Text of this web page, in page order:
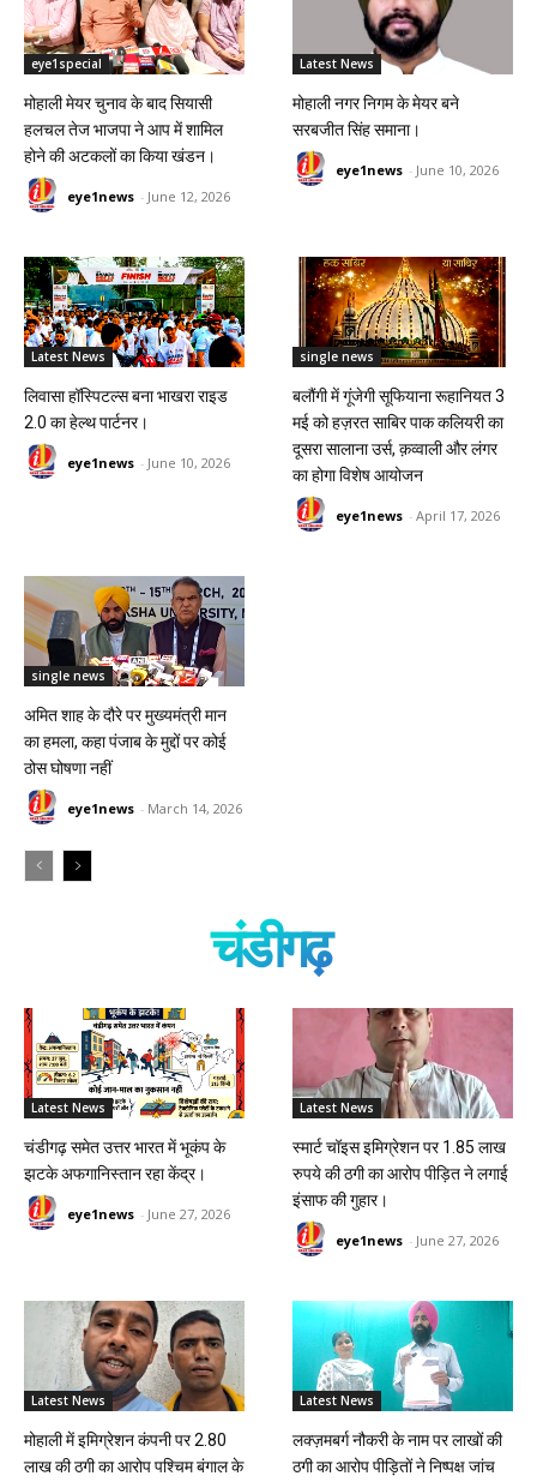
eye1special
मोहाली मेयर चुनाव के बाद सियासी
हलचल तेज भाजपा ने आप में शामिल
होने की अटकलों का किया खंडन।
eye1news - June 12, 2026
Latest News
मोहाली नगर निगम के मेयर बने
सरबजीत सिंह समाना।
eye1news - June 10, 2026
Latest News
लिवासा हॉस्पिटल्स बना भाखरा राइड
2.0 का हेल्थ पार्टनर।
eye1news - June 10, 2026
single news
बलौंगी में गूंजेगी सूफियाना रूहानियत 3
मई को हज़रत साबिर पाक कलियरी का
दूसरा सालाना उर्स, क़व्वाली और लंगर
का होगा विशेष आयोजन
eye1news - April 17, 2026
single news
अमित शाह के दौरे पर मुख्यमंत्री मान
का हमला, कहा पंजाब के मुद्दों पर कोई
ठोस घोषणा नहीं
eye1news - March 14, 2026
चंडीगढ़
Latest News
चंडीगढ़ समेत उत्तर भारत में भूकंप के
झटके अफगानिस्तान रहा केंद्र।
eye1news - June 27, 2026
Latest News
स्मार्ट चॉइस इमिग्रेशन पर 1.85 लाख
रुपये की ठगी का आरोप पीड़ित ने लगाई
इंसाफ की गुहार।
eye1news - June 27, 2026
Latest News
मोहाली में इमिग्रेशन कंपनी पर 2.80
लाख की ठगी का आरोप पश्चिम बंगाल के
Latest News
लक्ज़मबर्ग नौकरी के नाम पर लाखों की
ठगी का आरोप पीड़ितों ने निष्पक्ष जांच